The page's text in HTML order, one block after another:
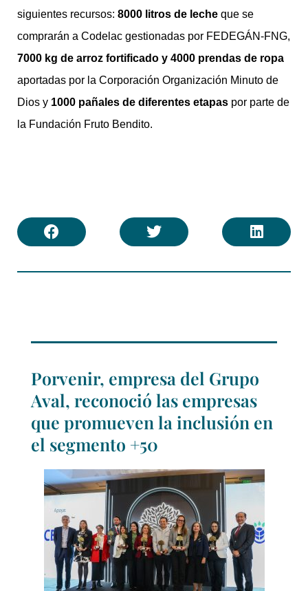
siguientes recursos: 8000 litros de leche que se
comprarán a Codelac gestionadas por FEDEGÁN-FNG,
7000 kg de arroz fortificado y 4000 prendas de ropa
aportadas por la Corporación Organización Minuto de
Dios y 1000 pañales de diferentes etapas por parte de
la Fundación Fruto Bendito.
Porvenir, empresa del Grupo
Aval, reconoció las empresas
que promueven la inclusión en
el segmento +50